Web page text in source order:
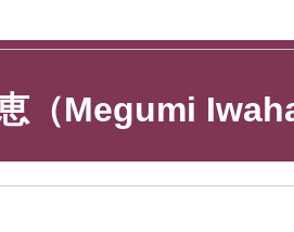
（Megumi